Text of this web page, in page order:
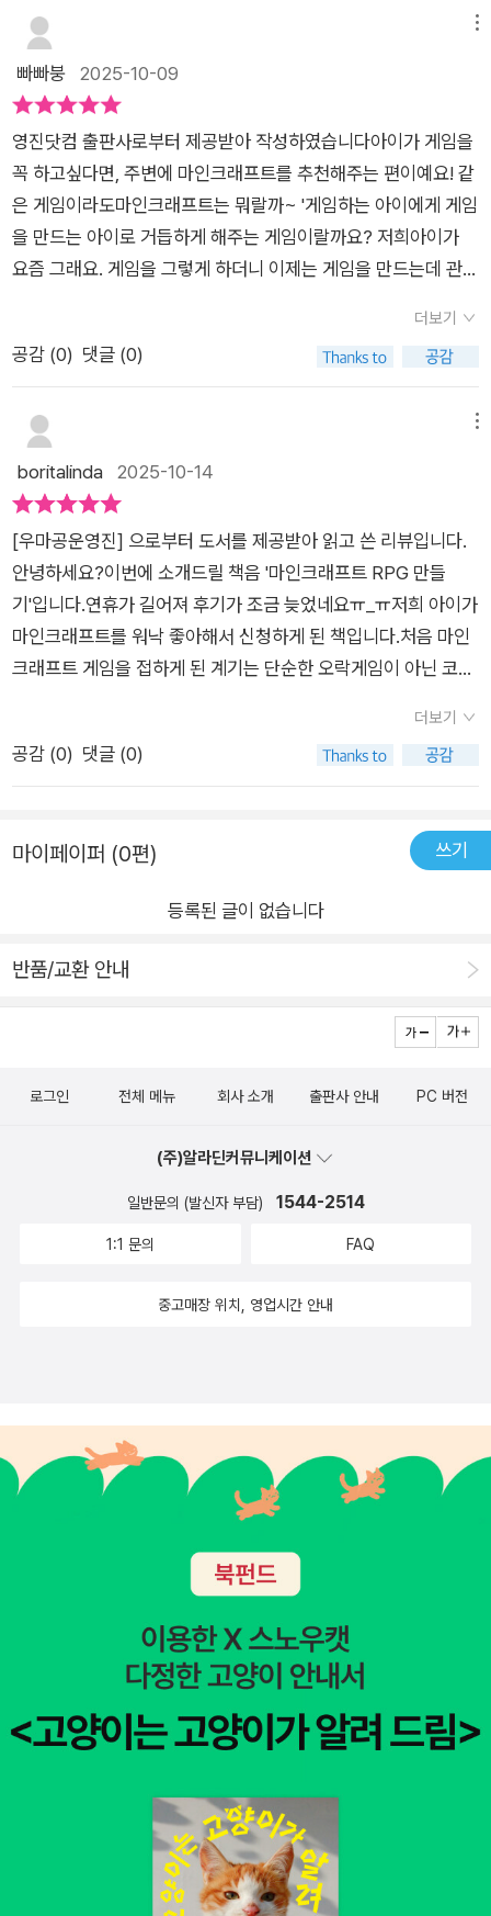
해 볼 수 있을거에요저희 둘째가 초등학생인데 아빠와 함께 도전
해 보고 싶어 하더라구요어려운 용어 같은것도 잘 설명해 주고 사
진이 정말 자세해서 역시 영진 닷컴에서 만든 책이다 라는 생각이
들어요마인크래프트 미니게임 만들기를 해보시고 마인크래프트
RPG만들기를 도전해도 좋겠다는 생각을 했어요아이들에게 몰
입과 창조를 느끼게 하고싶다면 함께 도전해보세요
의 기초플러그인의 응용프로젝트 구상그리고 피날레 : RPG 게임
만들기로말이죠~​이 도서는 창작자와 개발자를 위한 도서라고해
요~그렇다고 해서 모두 디자이너, 건축가, 프로그래머와 같은 직
들어 내고 싶어 하는 분들이라면 모두모두 환영이죠~파고 들고
만든다는 것은 단순히 재미 있을 뿐만 아니라자아를 실현하고 인
간성을 확장하는 행동이기도 하니까요~처음으로 개발 환경 세팅
으로 시작해요~보시면 처음부터 차근차근 쉽게 이해할 수 있도
록 해두었어요~책을 하나하나 읽어가면서 실행하는게 어렵지 않
게 말이예요~다 만들어진 게임만 즐기던 아이는 이게 뭔가,,, 싶
은 표정이예요~ ㅎㅎㅎ뭔가 모르게 어렵게 느껴지기도 하고 말
라구요~아무래도 어린 아이들은 부모님들의 도움이 확실히 필요
할 것 같아요~저도 꼼꼼하게 잘 보지 않으면 놓칠 수 있겠더라구
요~아이랑 천천히 실행해가면서 나만의 멋진 세상을 만들어 보
려고해요 ^^​명령어가 너무 많아서 입력하기가 힘들다면영진닷컴
홈페이지에서 → 고객센터 → 부록 CD 다운로드에서 실습 파일
을 다운 받아 사용해보세요~혼자 공부하게 어렵거나 더 많은 정
보가 필요할 때는네이버 카페 <우리들의 마인크래프트 공간>의
'질문' 게시판을 이용하시면 좋아요~
빠빠붕 2025-10-09
영진닷컴 출판사로부터 제공받아 작성하였습니다아이가 게임을
꼭 하고싶다면, 주변에 마인크래프트를 추천해주는 편이예요! 같
은 게임이라도마인크래프트는 뭐랄까~ '게임하는 아이에게 게임
을 만드는 아이로 거듭하게 해주는 게임이랄까요? 저희아이가
요즘 그래요. 게임을 그렇게 하더니 이제는 게임을 만드는데 관심
깊이 들어가고 있답니다. ​레드스톤과 커맨드 블록에 익숙해진 친
구들이 코딩실력을 키워 RPG 게임을 실제로 만들어 볼 수 있도
개발환경 셋팅부터, 플러그인 사용법. 프로젝트 개발에 필요한 본
격적인 코딩관련 기능을 배울수 있어요. 코딩에서 변수와 리스트
는 테이터를 다루는 기본이자 핵심이라 할 수 있는데, 아이가 궁
하더라구요. < 마인크래프트 RPG만들기> 책을 통해 두 가지 개
념을 정확히 이해하는 순간 마인크래프트 속 세상은 단순한 게임
이 아니라 아이들의 창의력을 깨워주는 작은 프로그래밍으로 입
문을 시작할 수 있게 되지요.플러그인 응용에서는 조금 더 복잡한
문법을 배워가며 게임에 필요한 본격적인 기능들을 구현해 볼 수
있으며, 이 책의 하이라이트라 할 수 있어요. 해당파트에서는 게
임의 직접적인 규칙과 시스템을 바꾸는 단계로 들어가 게임 속 세
하는 데 그치지 않고, 책을 통해 나만의 RPG 게임을 만들어볼 수
있도록 이 책을 추천해봅니다. ​실제로, 아이가 마인크래프트 RP
G만들기를 보며 이 책을 보면서 게임이 어떻게 만들어지는지 이
가는 걸 느낄수 있었어요. 저 역시, 게임좀 그만해라! 이런 잔소리
으로 확인하고 나니, 이 책을 통해 성취감도 키워나가길 바라게
더보기
공감 (0) 댓글 (0)
boritalinda 2025-10-14
[우마공운영진] 으로부터 도서를 제공받아 읽고 쓴 리뷰입니다.
안녕하세요?이번에 소개드릴 책음 '마인크래프트 RPG 만들
기'입니다.연휴가 길어져 후기가 조금 늦었네요ㅠ_ㅠ​저희 아이가
마인크래프트를 워낙 좋아해서 신청하게 된 책입니다.처음 마인
크래프트 게임을 접하게 된 계기는 단순한 오락게임이 아닌 코딩
할 수 있다는게 놀랍더라구요 ㅎㅎ저희 어렸을때(?) 젊었을때도
있었다고는 하는데 저는 게임을 잘 몰라서 모르겠더라구요~이
책도 플러그인 코딩으로 자신의 세계를 만드는 책입니다. 내가 생
각해 본 아이템도 넣어보고 건물도 넣어보면서 길을 만들수 있게
해줍니다.저희 아이는 또래들에 비해 곧 잘 하는 편(?)이라고 해
를 넣으면서 게임할 줄 알아서 엄청 어려워 보이긴해도 하나씩 하
만! 그래도 조금씩 해볼 수 있다고 하네요 ㅎㅎ저희 아이는 주로
패드로 마인크래프트를 하는데, 이걸 하려면 컴퓨터로 해야돼요
~​단순작업이 아니라서 아이혼자하기는 조금 힘들수도 있어서 옆
어져 있습니다. PART1부터 차근차근 하나씩 하다보면 입문자들
용으로로 도전해 볼 수 있습니다.그리고 나서 PART3 & 4에서는
전투와 공간을 계획하고 게임을 만드는 부분입니다.저는 아직 만
도전해도 어렵지 않아요~프로그램설치하는 방법까지 책에 나와
래프트 관련책이 엄청많아요 ㅎㅎ​코딩에 관심이 많은 어른들도
따라해보기 좋을 것 같아요!
더보기
공감 (0) 댓글 (0)
마이페이퍼 (0편) 쓰기
등록된 글이 없습니다
반품/교환 안내
로그인 전체 메뉴 회사 소개 출판사 안내 PC 버전
(주)알라딘커뮤니케이션
일반문의 (발신자 부담) 1544-2514
1:1 문의 FAQ
중고매장 위치, 영업시간 안내